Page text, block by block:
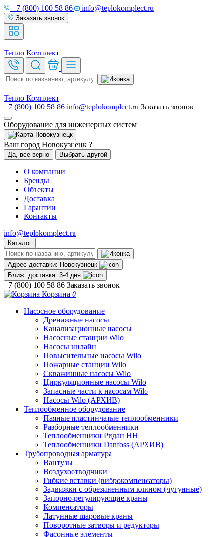
+7 (800) 100 58 86 info@teplokomplect.ru
Заказать звонок
Тепло Комплект
Тепло Комплект
+7 (800) 100 58 86 info@teplokomplect.ru Заказать звонок
Оборудование для инженерных систем
Новокузнецк
Ваш город Новокузнецк ?
Да, все верно Выбрать другой
О компании
Бренды
Объекты
Доставка
Гарантии
Контакты
info@teplokomplect.ru
Каталог
Адрес доставки: Новокузнецк
Ближ. доставка: 3-4 дня
+7 (800) 100 58 86 Заказать звонок
Корзина 0
Насосное оборудование
Дренажные насосы
Канализационные насосы
Насосные станции Wilo
Насосы инлайн
Повысительные насосы Wilo
Пожарные станции Wilo
Скважинные насосы Wilo
Циркуляционные насосы Wilo
Запасные части к насосам Wilo
Насосы Wilo (АРХИВ)
Теплообменное оборудование
Паяные пластинчатые теплообменники
Разборные теплообменники
Теплообменники Ридан НН
Теплообменники Danfoss (АРХИВ)
Трубопроводная арматура
Вантузы
Воздухоотводчики
Гибкие вставки (виброкомпенсаторы)
Задвижки с обрезиненным клином (чугунные)
Запорно-регулирующие краны
Компенсаторы
Латунные шаровые краны
Поворотные затворы и редукторы
Фасонные элементы